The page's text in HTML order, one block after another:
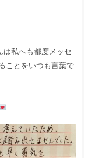
は私へも都度メッセ
ことをいつも言葉で